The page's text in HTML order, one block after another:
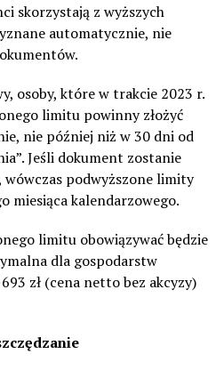
skorzystają z wyższych
automatycznie, nie
osoby, które w trakcie 2023 r.
limitu powinny złożyć
nie później niż w 30 dni od
Jeśli dokument zostanie
podwyższone limity
miesiąca kalendarzowego.
limitu obowiązywać będzie
dla gospodarstw
zł (cena netto bez akcyzy)